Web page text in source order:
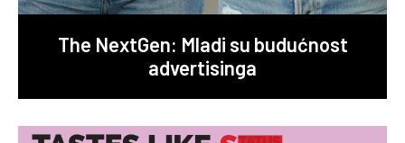
The NextGen: Mladi su budućnost
advertisinga